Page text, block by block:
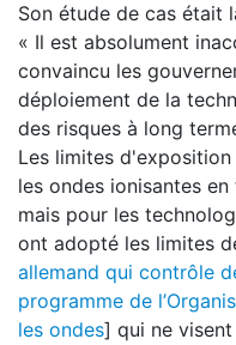
Son étude de cas était
« Il est absolument
convaincu les
déploiement de la
des risques à long
Les limites
les ondes ionisantes
mais pour les
ont adopté les limites
allemand qui contrôle
programme de
les ondes] qui ne